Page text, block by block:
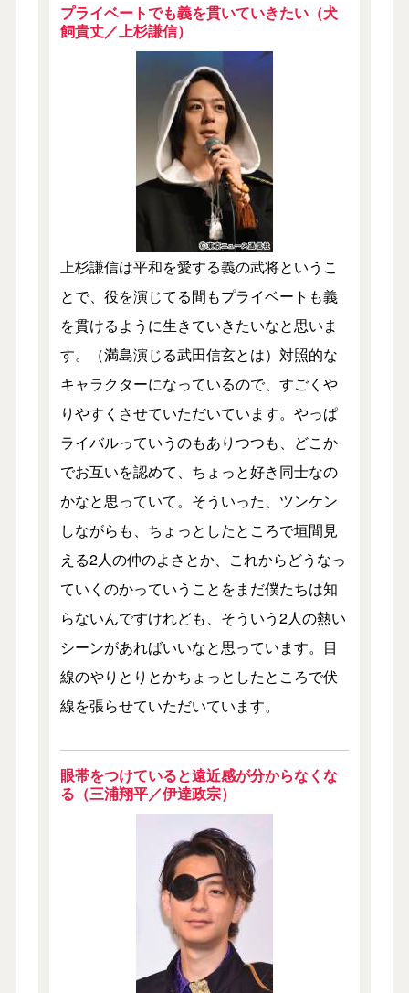
プライベートでも義を貫いていきたい（犬
飼貴丈／上杉謙信）
上杉謙信は平和を愛する義の武将というこ
とで、役を演じてる間もプライベートも義
を貫けるように生きていきたいなと思いま
す。（満島演じる武田信玄とは）対照的な
キャラクターになっているので、すごくや
りやすくさせていただいています。やっぱ
ライバルっていうのもありつつも、どこか
でお互いを認めて、ちょっと好き同士なの
かなと思っていて。そういった、ツンケン
しながらも、ちょっとしたところで垣間見
える2人の仲のよさとか、これからどうなっ
ていくのかっていうことをまだ僕たちは知
らないんですけれども、そういう2人の熱い
シーンがあればいいなと思っています。目
線のやりとりとかちょっとしたところで伏
線を張らせていただいています。
眼帯をつけていると遠近感が分からなくな
る（三浦翔平／伊達政宗）